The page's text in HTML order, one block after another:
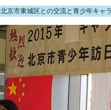
北京市東城区との交流と青少年キャ